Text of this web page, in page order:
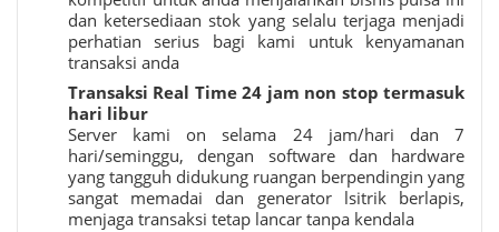
dan ketersediaan stok yang selalu terjaga menjadi
perhatian serius bagi kami untuk kenyamanan
transaksi anda
Transaksi Real Time 24 jam non stop termasuk
hari libur
Server kami on selama 24 jam/hari dan 7
hari/seminggu, dengan software dan hardware
yang tangguh didukung ruangan berpendingin yang
sangat memadai dan generator lsitrik berlapis,
menjaga transaksi tetap lancar tanpa kendala